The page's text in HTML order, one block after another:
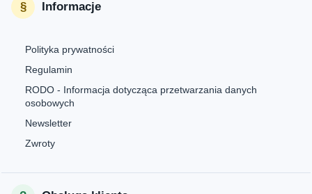
Informacje
Polityka prywatności
Regulamin
RODO - Informacja dotycząca przetwarzania danych
osobowych
Newsletter
Zwroty